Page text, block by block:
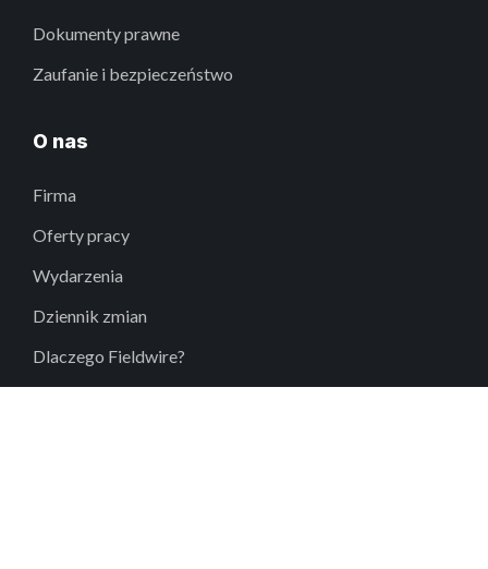
Dokumenty prawne
Zaufanie i bezpieczeństwo
O nas
Firma
Oferty pracy
Wydarzenia
Dziennik zmian
Dlaczego Fieldwire?